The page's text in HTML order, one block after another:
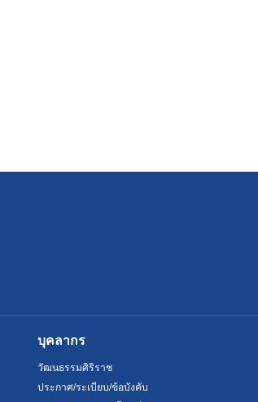
บุคลากร
วัฒนธรรมศิริราช
ประกาศ/ระเบียบ/ข้อบังคับ